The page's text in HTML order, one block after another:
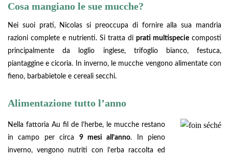
Cosa mangiano le sue mucche?
Nei suoi prati, Nicolas si preoccupa di fornire alla sua mandria
razioni complete e nutrienti. Si tratta di prati multispecie composti
principalmente da loglio inglese, trifoglio bianco, festuca,
piantaggine e cicoria. In inverno, le mucche vengono alimentate con
fieno, barbabietole e cereali secchi.
Alimentazione tutto l’anno
Nella fattoria Au fil de l’herbe, le mucche restano
in campo per circa 9 mesi all’anno. In pieno
inverno, vengono nutriti con l’erba raccolta ed